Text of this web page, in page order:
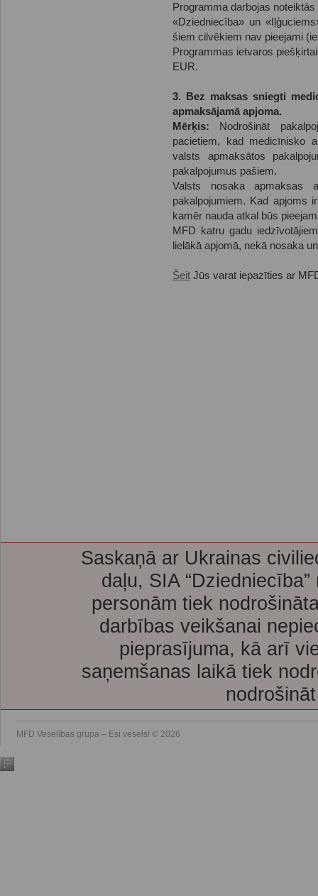
Programma darbojas
«Dziedniecība» un
šiem cilvēkiem nav pieejami
Programmas ietvaros
EUR.
3. Bez maksas sniegti
apmaksājamā apjoma.
Mērķis: Nodrošināt
pacietiem, kad medicīnisko
valsts apmaksātos
pakalpojumus pašiem.
Valsts nosaka apmaksas
pakalpojumiem. Kad apjoms
kamēr nauda atkal būs
MFD katru gadu
lielākā apjomā, nekā nosaka
Šeit Jūs varat iepazīties ar
Saskaņā ar Ukrainas
daļu, SIA
personām tiek
darbības veikšanai
pieprasījuma, kā arī
saņemšanas laikā tiek
MFD Veselības grupa – Esi vesels! © 2026